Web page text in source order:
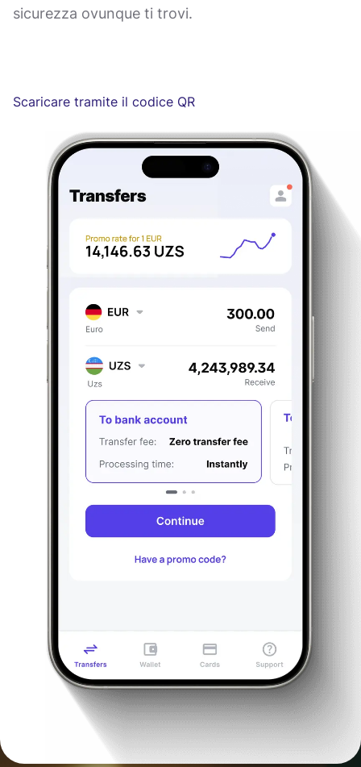
sicurezza ovunque ti trovi.
Scaricare tramite il codice QR